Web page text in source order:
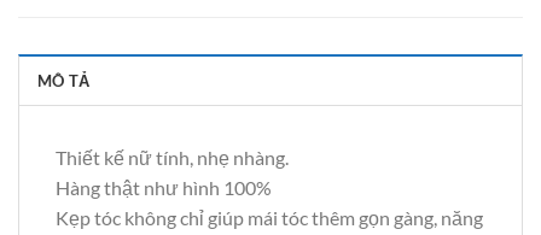
MÔ TẢ
Thiết kế nữ tính, nhẹ nhàng.
Hàng thật như hình 100%
Kẹp tóc không chỉ giúp mái tóc thêm gọn gàng, năng